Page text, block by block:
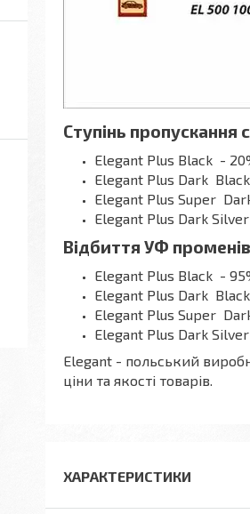
Ступінь пропускання
Elegant Plus Black -
Elegant Plus Dark
Elegant Plus Super
Elegant Plus Dark
Відбиття УФ
Elegant Plus Black -
Elegant Plus Dark
Elegant Plus Super
Elegant Plus Dark
Elegant - польський
ціни та якості товарів.
ХАРАКТЕРИСТИКИ